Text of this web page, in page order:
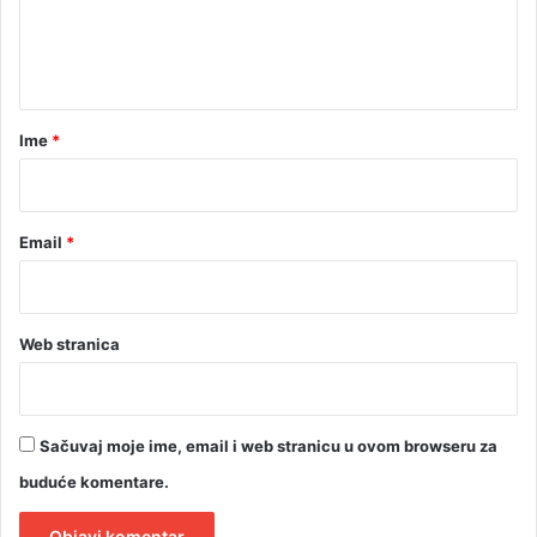
rIme *
Email *
Web stranica
Sačuvaj moje ime, email i web stranicu u ovom browseru za
buduće komentare.